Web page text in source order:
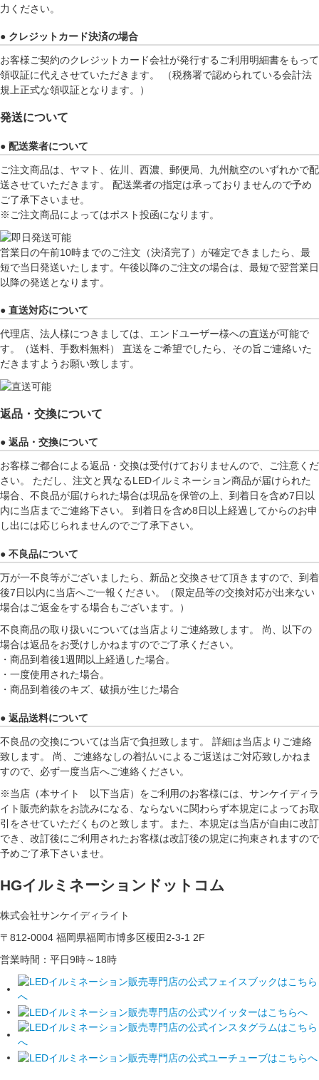
力ください。
● クレジットカード決済の場合
お客様ご契約のクレジットカード会社が発行するご利用明細書をもって
領収証に代えさせていただきます。 （税務署で認められている会計法
規上正式な領収証となります。）
発送について
● 配送業者について
ご注文商品は、ヤマト、佐川、西濃、郵便局、九州航空のいずれかで配
送させていただきます。 配送業者の指定は承っておりませんので予め
ご了承下さいませ。
※ご注文商品によってはポスト投函になります。
営業日の午前10時までのご注文（決済完了）が確定できましたら、最
短で当日発送いたします。午後以降のご注文の場合は、最短で翌営業日
以降の発送となります。
● 直送対応について
代理店、法人様につきましては、エンドユーザー様への直送が可能で
す。（送料、手数料無料） 直送をご希望でしたら、その旨ご連絡いた
だきますようお願い致します。
返品・交換について
● 返品・交換について
お客様ご都合による返品・交換は受付けておりませんので、ご注意くだ
さい。 ただし、注文と異なるLEDイルミネーション商品が届けられた
場合、不良品が届けられた場合は現品を保管の上、到着日を含め7日以
内に当店までご連絡下さい。 到着日を含め8日以上経過してからのお申
し出には応じられませんのでご了承下さい。
● 不良品について
万が一不良等がございましたら、新品と交換させて頂きますので、到着
後7日以内に当店へご一報ください。（限定品等の交換対応が出来ない
場合はご返金をする場合もございます。）
不良商品の取り扱いについては当店よりご連絡致します。 尚、以下の
場合は返品をお受けしかねますのでご了承ください。
・商品到着後1週間以上経過した場合。
・一度使用された場合。
・商品到着後のキズ、破損が生じた場合
● 返品送料について
不良品の交換については当店で負担致します。 詳細は当店よりご連絡
致します。 尚、ご連絡なしの着払いによるご返送はご対応致しかねま
すので、必ず一度当店へご連絡ください。
※当店（本サイト 以下当店）をご利用のお客様には、サンケイディラ
イト販売約款をお読みになる、ならないに関わらず本規定によってお取
引をさせていただくものと致します。また、本規定は当店が自由に改訂
でき、改訂後にご利用されたお客様は改訂後の規定に拘束されますので
予めご了承下さいませ。
HGイルミネーションドットコム
株式会社サンケイディライト
〒812-0004 福岡県福岡市博多区榎田2-3-1 2F
営業時間：平日9時～18時